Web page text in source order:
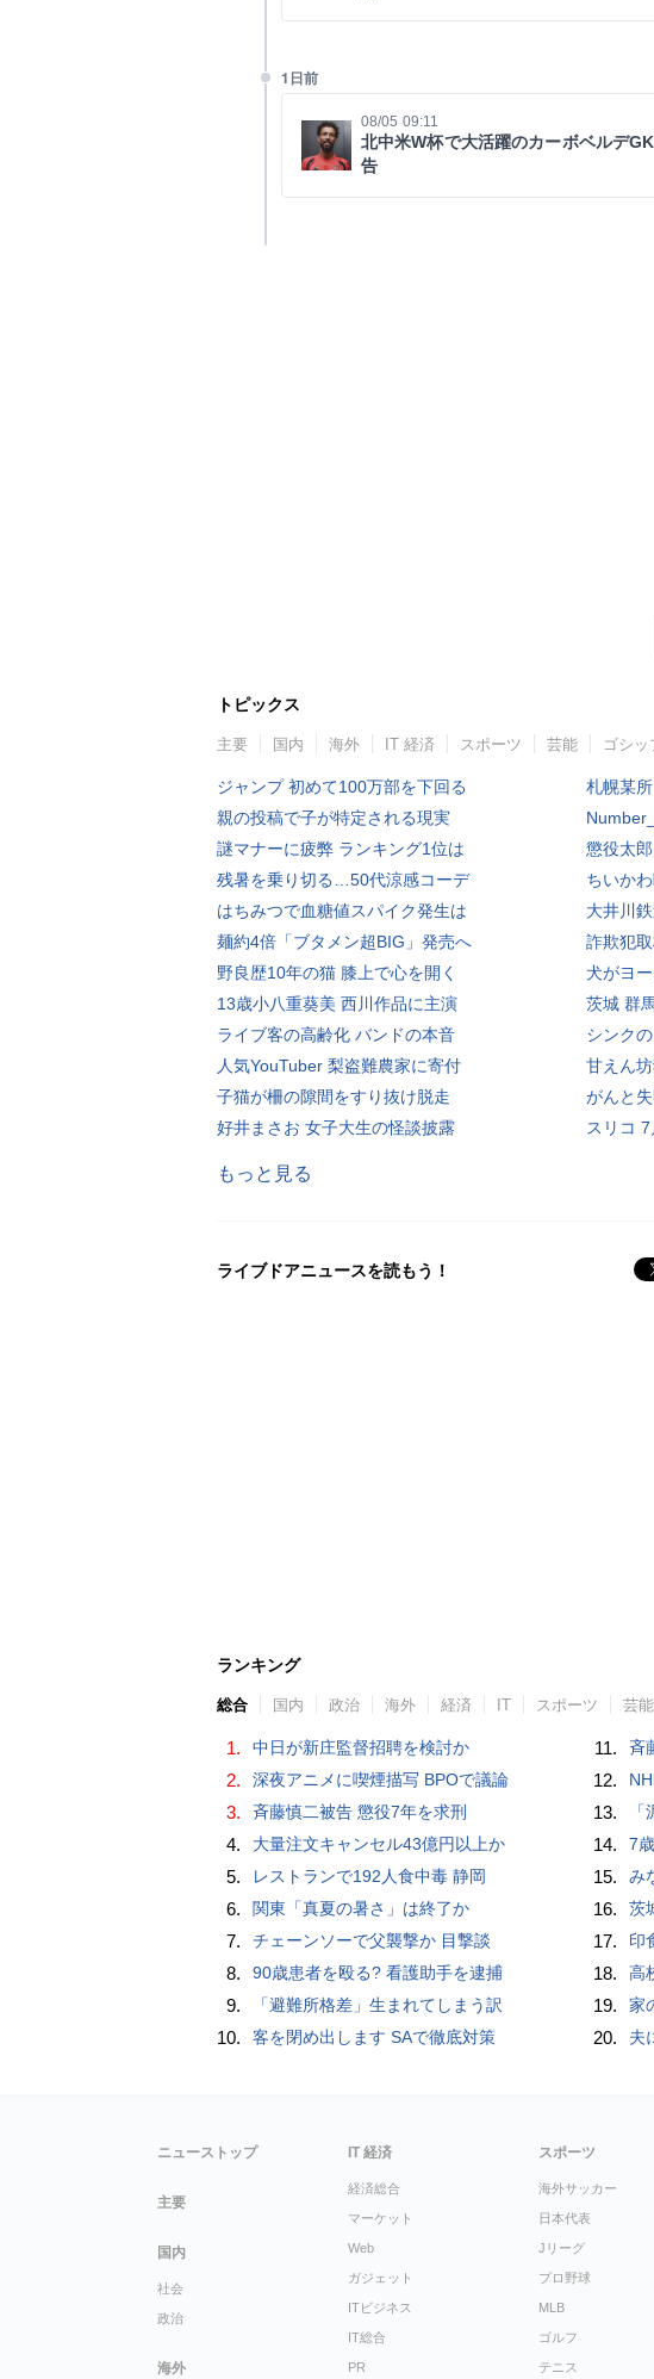
1日前
08/05 09:11
北中米W杯で大活躍のカーボベルデ
告
トピックス
主要 国内 海外 IT 経済 スポーツ 芸能 ゴシッ
ジャンプ 初めて100万部を下回る
親の投稿で子が特定される現実
謎マナーに疲弊 ランキング1位は
残暑を乗り切る…50代涼感コーデ
はちみつで血糖値スパイク発生は
麺約4倍「ブタメン超BIG」発売へ
野良歴10年の猫 膝上で心を開く
13歳小八重葵美 西川作品に主演
ライブ客の高齢化 バンドの本音
人気YouTuber 梨盗難農家に寄付
子猫が柵の隙間をすり抜け脱走
好井まさお 女子大生の怪談披露
札幌某
懲役太
ちいか
大井川
詐欺犯
犬がヨ
茨城 群
シンク
甘えん
がんと
スリコ
もっと見る
ライブドアニュースを読もう！
ランキング
総合 国内 政治 海外 経済 IT スポーツ 芸能
1. 中日が新庄監督招聘を検討か
2. 深夜アニメに喫煙描写 BPOで議論
3. 斉藤慎二被告 懲役7年を求刑
4. 大量注文キャンセル43億円以上か
5. レストランで192人食中毒 静岡
6. 関東「真夏の暑さ」は終了か
7. チェーンソーで父襲撃か 目撃談
8. 90歳患者を殴る? 看護助手を逮捕
9. 「避難所格差」生まれてしまう訳
10. 客を閉め出します SAで徹底対策
11. 斉
12.
13.
14. 7
15. み
16. 茨
17. 印
18. 高
19. 家
20. 夫
ニューストップ
主要
国内
社会
政治
海外
IT 経済
経済総合
マーケット
Web
ガジェット
ITビジネス
IT総合
PR
スポーツ
海外サッカー
日本代表
Jリーグ
プロ野球
MLB
ゴルフ
テニス